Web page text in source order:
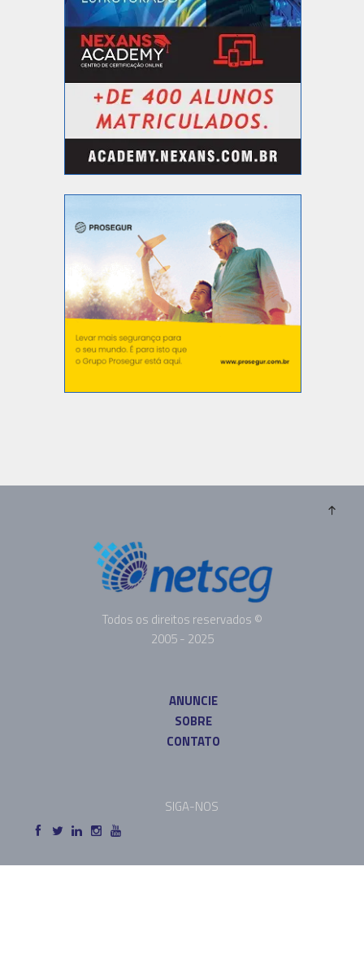
Todos os direitos reservados ©
2005 - 2025
ANUNCIE
SOBRE
CONTATO
SIGA-NOS